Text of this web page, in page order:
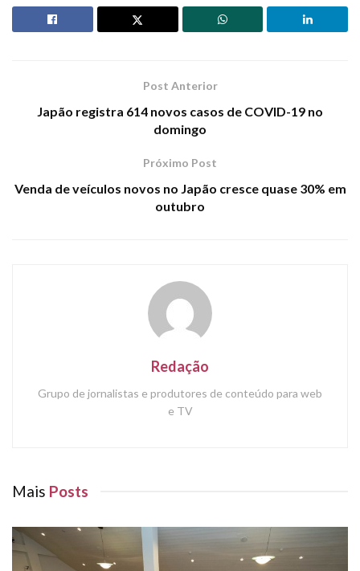
Post Anterior
Japão registra 614 novos casos de COVID-19 no
domingo
Próximo Post
Venda de veículos novos no Japão cresce quase 30% em
outubro
Redação
Grupo de jornalistas e produtores de conteúdo para web
e TV
Mais Posts